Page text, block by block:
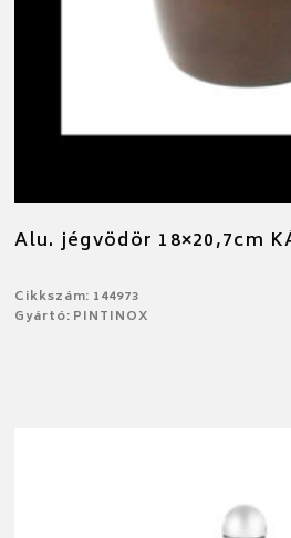
Alu. jégvödör 18×20,7cm
Cikkszám: 144973
Gyártó: PINTINOX